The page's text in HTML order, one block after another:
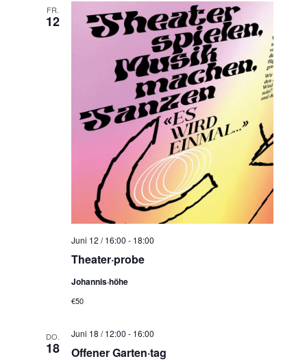
FR.
12
Theater·probe
Juni 12 / 16:00 - 18:00
Johannis·höhe
€50
DO.
18 Offener Garten·tag
Juni 18 / 12:00 - 16:00